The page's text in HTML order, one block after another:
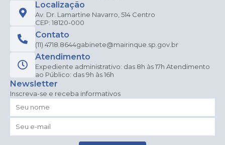
Localização
Av. Dr. Lamartine Navarro, 514 Centro
CEP: 18120-000
Contato
(11) 4718.8644gabinete@mairinque.sp.gov.br
Atendimento
Expediente administrativo: das 8h às 17h Atendimento
ao Público: das 9h às 16h
Newsletter
Inscreva-se e receba informativos